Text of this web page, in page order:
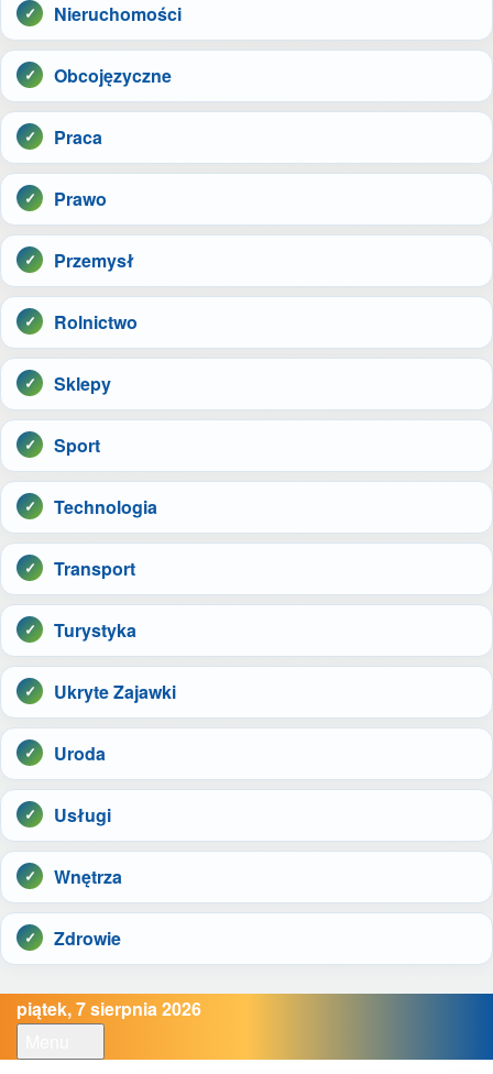
Nieruchomości
Obcojęzyczne
Praca
Prawo
Przemysł
Rolnictwo
Sklepy
Sport
Technologia
Transport
Turystyka
Ukryte Zajawki
Uroda
Usługi
Wnętrza
Zdrowie
piątek, 7 sierpnia 2026